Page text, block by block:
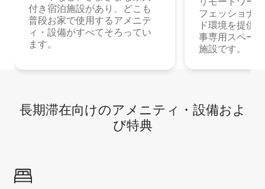
付き宿泊施設があり、どこも
普段お家で使用するアメニテ
ィ・設備がすべてそろってい
ます。
フェッショナ
ド環境を提供
事専用スペー
施設です。
長期滞在向け⁠のア⁠メ⁠ニ⁠テ⁠ィ⁠・設⁠備⁠およ
び特⁠典